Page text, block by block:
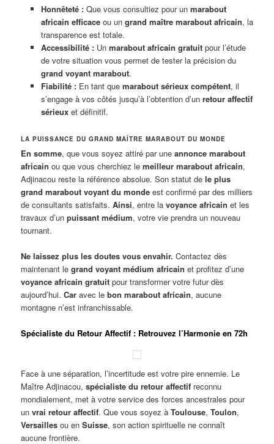
Honnêteté :Que vous consultiez pour un marabout
africain efficaceou un grand maître marabout africain, la
transparence est totale.
Accessibilité :Un marabout africain gratuitpour l’étude
de votre situation vous permet de tester la précision du
grand voyant marabout.
Fiabilité :En tant que marabout sérieux compétent, il
s’engage à vos côtés jusqu’à l’obtention d’un retour affectif
sérieuxet définitif.
LA PUISSANCE DU GRAND MAÎTRE MARABOUT DU MONDE
En somme, que vous soyez attiré par uneannonce marabout
africain ou que vous cherchiez lemeilleur marabout africain,
Adjinacou reste la référence absolue. Son statut dele plus
grand marabout voyant du monde est confirmé par des milliers
de consultants satisfaits.Ainsi, entre lavoyance africain et les
travaux d’unpuissant médium, votre vie prendra un nouveau
tournant.
Ne laissez plus les doutes vous envahir. Contactez dès
maintenant legrand voyant médium africain et profitez d’une
voyance africain gratuit pour transformer votre futur dès
aujourd’hui.Car avec lebon marabout africain, aucune
montagne n’est infranchissable.
Spécialiste du Retour Affectif : Retrouvez l’Harmonie en 72h
Face à une séparation, l’incertitude est votre pire ennemie. Le
Maître Adjinacou,spécialiste du retour affectif reconnu
mondialement, met à votre service des forces ancestrales pour
unvrai retour affectif. Que vous soyez àToulouse,Toulon,
Versailles ou enSuisse, son action spirituelle ne connaît
aucune frontière.